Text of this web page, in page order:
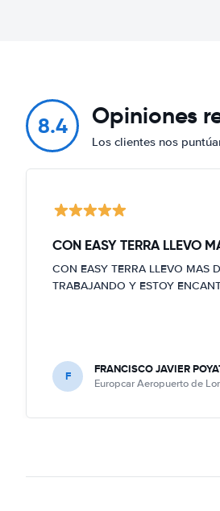
8.4 Opiniones
Los clientes nos
CON EASY TERRA LLEVO
CON EASY TERRA LLEVO MAS
TRABAJANDO Y ESTOY
F FRANCISCO JAVIER
Europcar Aeropuerto de